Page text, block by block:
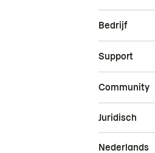
Bedrijf
Support
Community
Juridisch
Nederlands